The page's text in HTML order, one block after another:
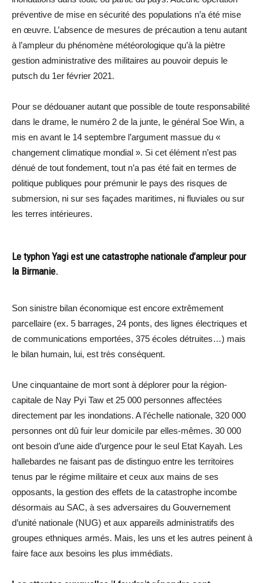
préventive de mise en sécurité des populations n’a été mise
en œuvre. L’absence de mesures de précaution a tenu autant
à l’ampleur du phénomène météorologique qu’à la piètre
gestion administrative des militaires au pouvoir depuis le
putsch du 1er février 2021.
Pour se dédouaner autant que possible de toute responsabilité
dans le drame, le numéro 2 de la junte, le général Soe Win, a
mis en avant le 14 septembre l’argument massue du «
changement climatique mondial ». Si cet élément n’est pas
dénué de tout fondement, tout n’a pas été fait en termes de
politique publiques pour prémunir le pays des risques de
submersion, ni sur ses façades maritimes, ni fluviales ou sur
les terres intérieures.
Le typhon Yagi est une catastrophe nationale d’ampleur pour
la Birmanie.
Son sinistre bilan économique est encore extrêmement
parcellaire (ex. 5 barrages, 24 ponts, des lignes électriques et
de communications emportées, 375 écoles détruites…) mais
le bilan humain, lui, est très conséquent.
Une cinquantaine de mort sont à déplorer pour la région-
capitale de Nay Pyi Taw et 25 000 personnes affectées
directement par les inondations. A l’échelle nationale, 320 000
personnes ont dû fuir leur domicile par elles-mêmes. 30 000
ont besoin d’une aide d’urgence pour le seul Etat Kayah. Les
hallebardes ne faisant pas de distinguo entre les territoires
tenus par le régime militaire et ceux aux mains de ses
opposants, la gestion des effets de la catastrophe incombe
désormais au SAC, à ses adversaires du Gouvernement
d’unité nationale (NUG) et aux appareils administratifs des
groupes ethniques armés. Mais, les uns et les autres peinent à
faire face aux besoins les plus immédiats.